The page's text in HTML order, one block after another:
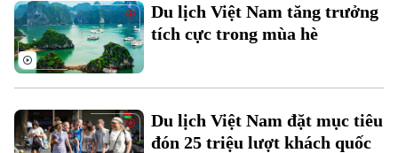
Chuyên mục
Thời sự
Hà Nội
Hà Nội
Du lịch Việt Nam tăng trưởng
tích cực trong mùa hè
Du lịch Việt Nam đặt mục tiêu
đón 25 triệu lượt khách quốc